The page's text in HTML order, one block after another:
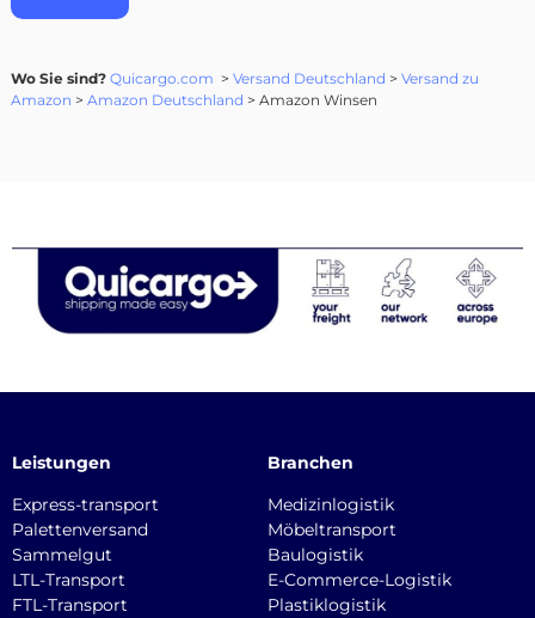
Wo Sie sind? Quicargo.com > Versand Deutschland > Versand zu
Amazon > Amazon Deutschland > Amazon Winsen
Leistungen
Express-transport
Palettenversand
Sammelgut
LTL-Transport
FTL-Transport
Branchen
Medizinlogistik
Möbeltransport
Baulogistik
E-Commerce-Logistik
Plastiklogistik